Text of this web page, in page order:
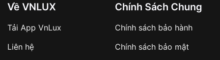
sản phẩm đặc biệt
Về VNLUX
Tải App VnLux
Liên hệ
Chính Sách Chung
Chính sách bảo hành
Chính sách bảo mật